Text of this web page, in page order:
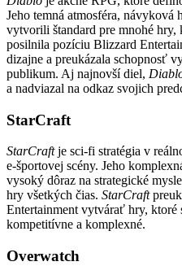
Jeho temná atmosféra, návyková
vytvorili štandard pre mnohé hry,
posilnila pozíciu Blizzard
dizajne a preukázala schopnosť
publikum. Aj najnovší diel,
a nadviazal na odkaz svojich
StarCraft
StarCraftje sci-fi stratégia v
e-športovej scény. Jeho
vysoký dôraz na strategické
hry všetkých čias. StarCraft
Entertainment vytvárať hry, ktoré
kompetitívne a komplexné.
Overwatch